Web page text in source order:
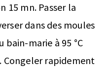
15 mn. Passer la
dans des moules
bain-marie à 95 °C
Congeler rapidement